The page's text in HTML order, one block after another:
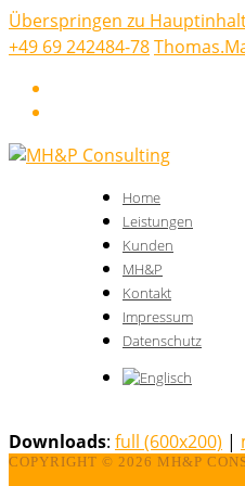
Überspringen zu
+49 69 242484-78
Home
Leistungen
Kunden
MH&P
Kontakt
Impressum
Datenschutz
Downloads: full (600x200) |
COPYRIGHT © 2026 MH&P